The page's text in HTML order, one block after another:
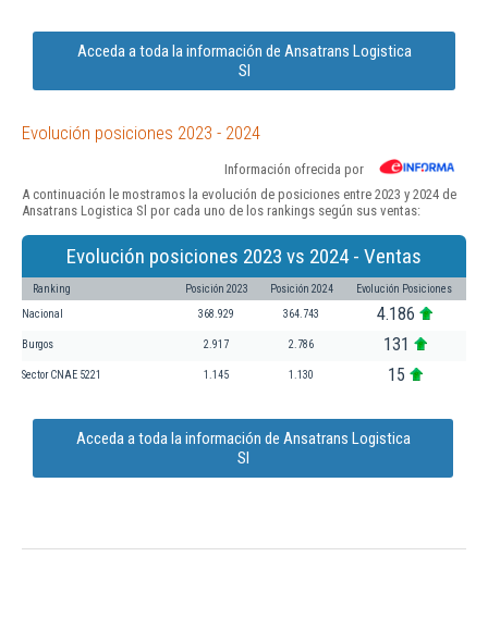
Acceda a toda la información de Ansatrans Logistica
Sl
Evolución posiciones 2023 - 2024
Información ofrecida por
A continuación le mostramos la evolución de posiciones entre 2023 y 2024 de
Ansatrans Logistica Sl por cada uno de los rankings según sus ventas:
Evolución posiciones 2023 vs 2024 - Ventas
Ranking Posición 2023 Posición 2024 Evolución Posiciones
Nacional 368.929 364.743 4.186
Burgos 2.917 2.786 131
Sector CNAE 5221 1.145 1.130 15
Acceda a toda la información de Ansatrans Logistica
Sl